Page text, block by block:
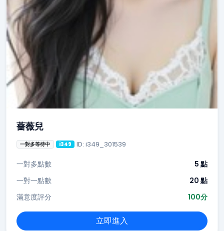
薔薇兒
一對多等待中 i349 ID: i349_301539
一對多點數
5 點
一對一點數
20 點
滿意度評分
100分
立即進入